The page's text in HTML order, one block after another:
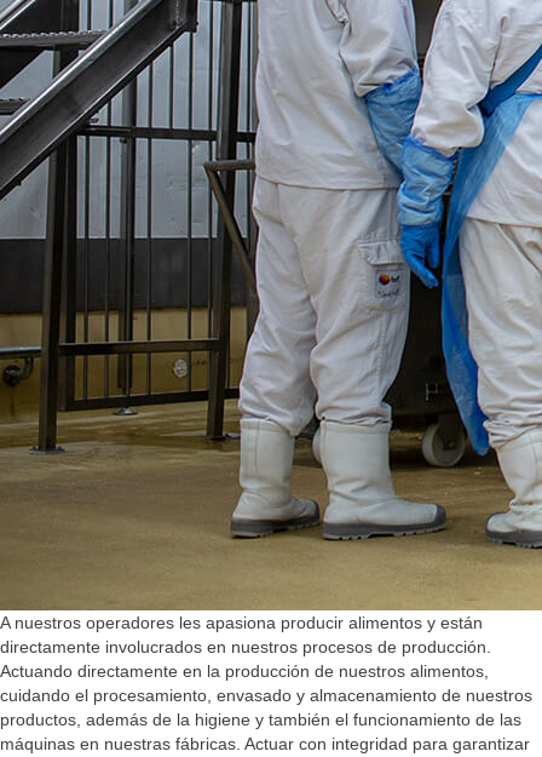
A nuestros operadores les apasiona producir alimentos y están
directamente involucrados en nuestros procesos de producción.
Actuando directamente en la producción de nuestros alimentos,
cuidando el procesamiento, envasado y almacenamiento de nuestros
productos, además de la higiene y también el funcionamiento de las
máquinas en nuestras fábricas. Actuar con integridad para garantizar